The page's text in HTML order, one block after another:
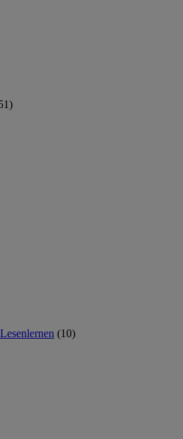
(10)